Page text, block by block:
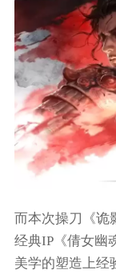
而本次操刀《诡
经典IP《倩女幽
美学的塑造上经